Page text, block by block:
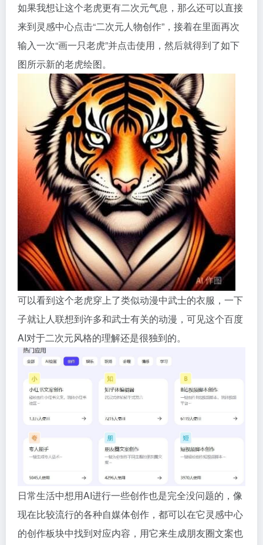
如果我想让这个老虎更有二次元气息，那么还可以直接
来到灵感中心点击“二次元人物创作”，接着在里面再次
输入一次“画一只老虎”并点击使用，然后就得到了如下
图所示新的老虎绘图。
可以看到这个老虎穿上了类似动漫中武士的衣服，一下
子就让人联想到许多和武士有关的动漫，可见这个百度
AI对于二次元风格的理解还是很独到的。
日常生活中想用AI进行一些创作也是完全没问题的，像
现在比较流行的各种自媒体创作，都可以在它灵感中心
的创作板块中找到对应内容，用它来生成朋友圈文案也